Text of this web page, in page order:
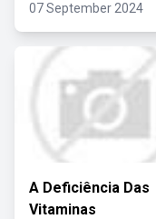
07 September 2024
A Deficiência Das
Vitaminas